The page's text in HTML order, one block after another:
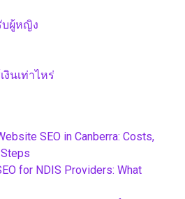
บผู้หญิง
นเท่าไหร่
SEO in Canberra: Costs,
for NDIS Providers: What